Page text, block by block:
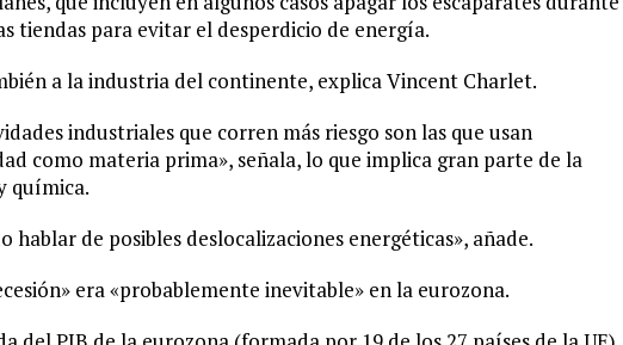
tiendas para evitar el desperdicio de energía.
a la industria del continente, explica Vincent Charlet.
industriales que corren más riesgo son las que usan
como materia prima», señala, lo que implica gran parte de la
química.
hablar de posibles deslocalizaciones energéticas», añade.
era «probablemente inevitable» en la eurozona.